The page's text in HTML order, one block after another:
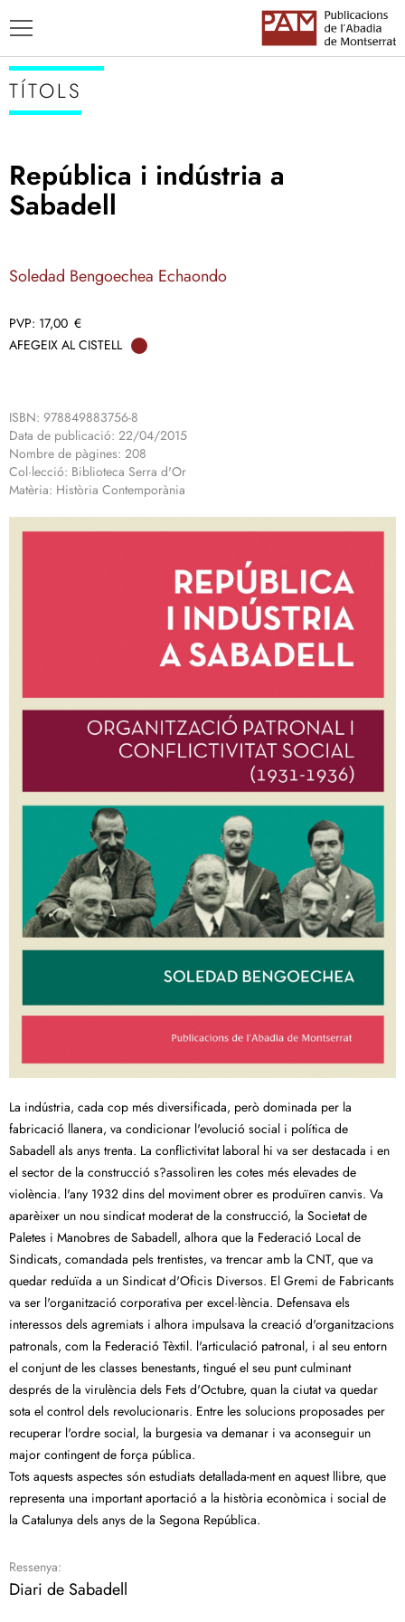
TÍTOLS
TÍTOLS
República i indústria a
Sabadell
Soledad Bengoechea Echaondo
17,00 €
AFEGEIX AL CISTELL
ISBN: 978849883756-8
Data de publicació: 22/04/2015
Nombre de pàgines: 208
Col·lecció: Biblioteca Serra d'Or
Matèria: Història Contemporània
La indústria, cada cop més diversificada, però dominada per la
fabricació llanera, va condicionar l'evolució social i política de
Sabadell als anys trenta. La conflictivitat laboral hi va ser destacada i en
el sector de la construcció s?assoliren les cotes més elevades de
violència. l'any 1932 dins del moviment obrer es produïren canvis. Va
aparèixer un nou sindicat moderat de la construcció, la Societat de
Paletes i Manobres de Sabadell, alhora que la Federació Local de
Sindicats, comandada pels trentistes, va trencar amb la CNT, que va
quedar reduïda a un Sindicat d'Oficis Diversos. El Gremi de Fabricants
va ser l'organització corporativa per excel·lència. Defensava els
interessos dels agremiats i alhora impulsava la creació d'organitzacions
patronals, com la Federació Tèxtil. l'articulació patronal, i al seu entorn
el conjunt de les classes benestants, tingué el seu punt culminant
després de la virulència dels Fets d'Octubre, quan la ciutat va quedar
sota el control dels revolucionaris. Entre les solucions proposades per
recuperar l'ordre social, la burgesia va demanar i va aconseguir un
major contingent de força pública.
Tots aquests aspectes són estudiats detallada-ment en aquest llibre, que
representa una important aportació a la història econòmica i social de
la Catalunya dels anys de la Segona República.
Ressenya:
Diari de Sabadell